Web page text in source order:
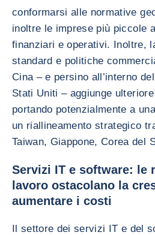
conformarsi alle normative
inoltre le imprese più piccole
finanziari e operativi. Inoltre,
standard e politiche
Cina – e persino all’interno
Stati Uniti – aggiunge
portando potenzialmente a
un riallineamento strategico
Taiwan, Giappone, Corea del
Servizi IT e software: le
lavoro ostacolano la
aumentare i costi
Il settore dei servizi IT e del